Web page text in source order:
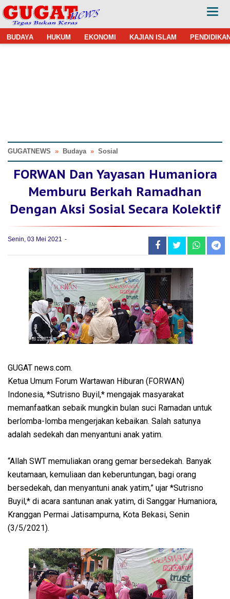
BUDAYA HUKUM EKONOMI KAJIAN ISLAM
GUGATNEWS » Budaya » Sosial
FORWAN Dan Yayasan Humaniora
Memburu Berkah Ramadhan
Dengan Aksi Sosial Secara Kolektif
Senin, 03 Mei 2021
GUGAT news.com.
Ketua Umum Forum Wartawan Hiburan (FORWAN)
Indonesia, *Sutrisno Buyil,* mengajak masyarakat
memanfaatkan sebaik mungkin bulan suci Ramadan untuk
berlomba-lomba mengerjakan kebaikan. Salah satunya
adalah sedekah dan menyantuni anak yatim.
“Allah SWT memuliakan orang gemar bersedekah. Banyak
keutamaan, kemuliaan dan keberuntungan, bagi orang
bersedekah, dan menyantuni anak yatim,” ujar *Sutrisno
Buyil,* di acara santunan anak yatim, di Sanggar Humaniora,
Kranggan Permai Jatisampurna, Kota Bekasi, Senin
(3/5/2021).